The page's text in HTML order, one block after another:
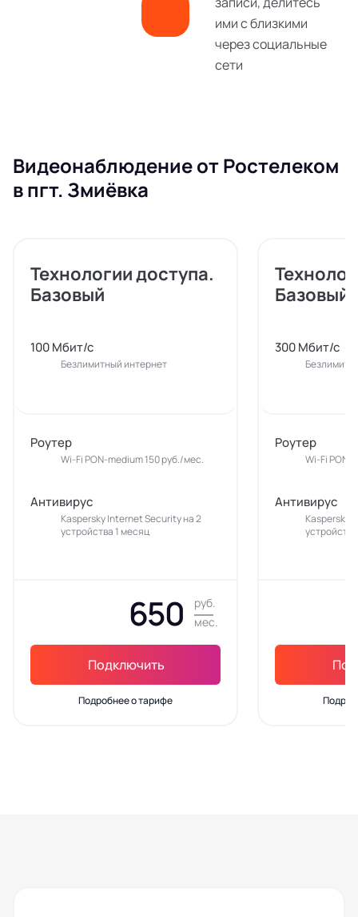
ими с близкими
через социальные
сети
Видеонаблюдение от Ростелеком
в пгт. Змиёвка
Технологии доступа.
Базовый
100 Мбит/с
Безлимитный интернет
Роутер
Wi-Fi PON-medium 150 руб./мес.
Антивирус
Kaspersky Internet Security на 2
устройства 1 месяц
650
руб.
мес.
Подключить
Подробнее о тарифе
Базовый
300 Мбит/с
Роутер
Wi-Fi PON-
Антивирус
Kaspersky